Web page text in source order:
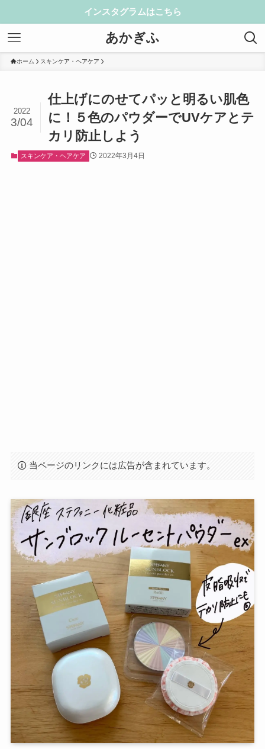
インスタグラムはこちら
あかぎふ
ホーム スキンケア・ヘアケア
仕上げにのせてパッと明るい肌色
に！５色のパウダーでUVケアとテ
カリ防止しよう
2022
3/04
スキンケア・ヘアケア 2022年3月4日
当ページのリンクには広告が含まれています。